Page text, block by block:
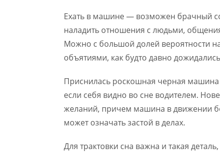
Ехать в машине — возможен брачный
наладить отношения с людьми,
Можно с большой долей вероятности
объятиями, как будто давно
Приснилась роскошная черная
если себя видно во сне водителем.
желаний, причем машина в движении
может означать застой в делах.
Для трактовки сна важна и такая